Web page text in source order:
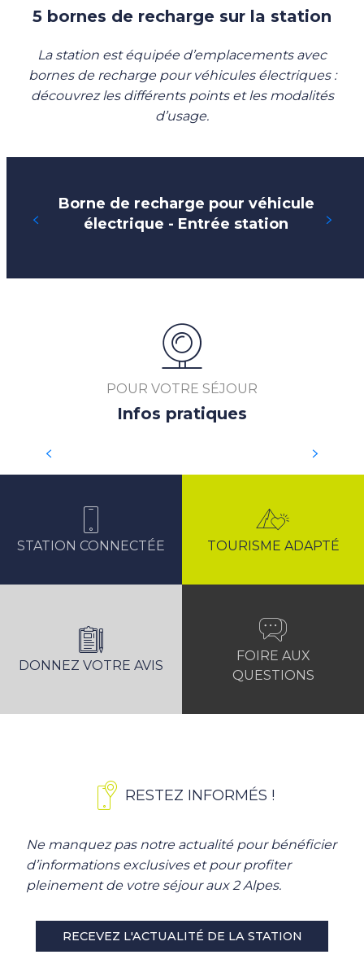
5 bornes de recharge sur la station
La station est équipée d’emplacements avec
bornes de recharge pour véhicules électriques :
découvrez les différents points et les modalités
d’usage.
Borne de recharge pour véhicule
électrique - Entrée station
POUR VOTRE SÉJOUR
Infos pratiques
MÉTÉO
STATION CONNECTÉE TOURISME ADAPTÉ
DONNEZ VOTRE AVIS
FOIRE AUX
QUESTIONS
RESTEZ INFORMÉS !
Ne manquez pas notre actualité pour bénéficier
d’informations exclusives et pour profiter
pleinement de votre séjour aux 2 Alpes.
RECEVEZ L'ACTUALITÉ DE LA STATION